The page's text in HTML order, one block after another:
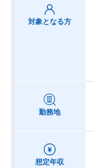
対象となる方
勤務地
想定年収